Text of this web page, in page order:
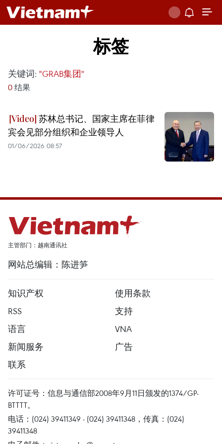
标签
关键词: "GRAB集团"
0 结果
苏林总书记、国家主席在菲律
宾会见部分组织和企业领导人
01/06/2026 08:57
主管部门：越南通讯社
网站总编辑：陈进笋
知识产权
使用条款
RSS
支持
语言
VNA
新闻服务
广告
联系
许可证号：信息与通信部2008年9月11日颁发的1374/GP-
BTTTT。
电话：(024) 39411349 - (024) 39411348，传真：(024)
39411348